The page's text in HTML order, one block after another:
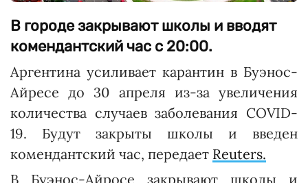
В городе закрывают школы и вводят
комендантский час с 20:00.
Аргентина усиливает карантин в Буэнос-
Айресе до 30 апреля из-за увеличения
количества случаев заболевания COVID-
19. Будут закрыты школы и введен
комендантский час, передает Reuters.
В Буэнос-Айросе закрывают школы и